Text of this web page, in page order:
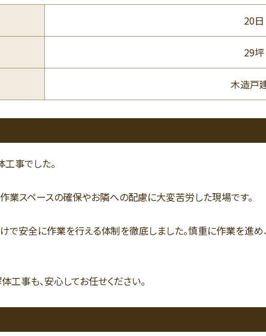
20日
29坪
木造戸
事でした。
業スペースの確保やお隣への配慮に大変苦労した現場です。
で安全に作業を行える体制を徹底しました。慎重に作業を進
事も、安心してお任せください。